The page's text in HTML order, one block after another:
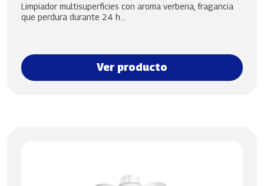
Limpiador multisuperficies con aroma verbena, fragancia
que perdura durante 24 h...
Ver producto